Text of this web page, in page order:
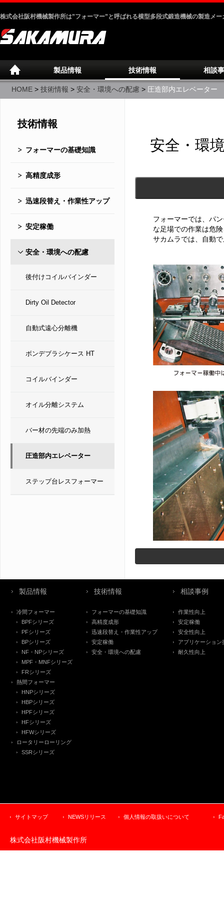
株式会社阪村機械製作所は”フォーマー”と呼ばれる横型多段式鍛造機械の製造メー
製品情報 技術情報 相談
HOME > 技術情報 > 安全・環境への配慮 > 圧造部内エレベーター
安全・環
フォーマーでは、パ
な足場での作業は危
サカムラでは、自動
技術情報
フォーマーの基礎知識
高精度成形
迅速段替え・作業性アップ
安定稼働
安全・環境への配慮
後付けコイルバインダー
Dirty Oil Detector
自動式遠心分離機
ボンデブラシケース HT
コイルバインダー
オイル分離システム
バー材の先端のみ加熱
圧造部内エレベーター
ステップ台レスフォーマー
製品情報
冷間フォーマー
BPFシリーズ
PFシリーズ
BPシリーズ
NF・NPシリーズ
MPF・MNFシリーズ
FRシリーズ
熱間フォーマー
HNPシリーズ
HBPシリーズ
HPFシリーズ
HFシリーズ
HFWシリーズ
ロータリーローリング
SSRシリーズ
技術情報
フォーマーの基礎知識
高精度成形
迅速段替え・作業性アップ
安定稼働
安全・環境への配慮
相談事例
作業性向上
安定稼働
安全性向上
アプリケーション
耐久性向上
サイトマップ NEWSリリース 個人情報の取扱いについて
株式会社阪村機械製作所